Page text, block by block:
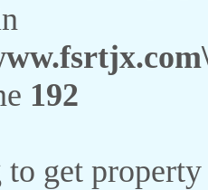
192
get property